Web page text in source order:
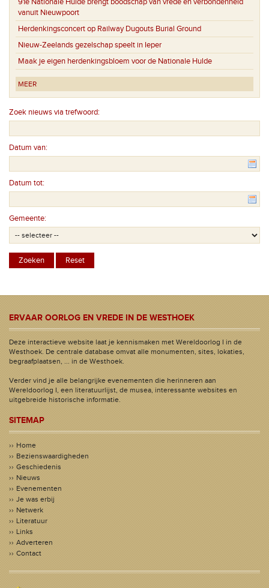
vanuit Nieuwpoort
Herdenkingsconcert op Railway Dugouts Burial Ground
Nieuw-Zeelands gezelschap speelt in Ieper
Maak je eigen herdenkingsbloem voor de Nationale Hulde
MEER
Zoek nieuws via trefwoord:
Datum van:
Datum tot:
Gemeente:
ERVAAR OORLOG EN VREDE IN DE WESTHOEK
Deze interactieve website laat je kennismaken met Wereldoorlog I in de
Westhoek. De centrale database omvat alle monumenten, sites, lokaties,
begraafplaatsen, ... in de Westhoek.
Verder vind je alle belangrijke evenementen die herinneren aan
Wereldoorlog I, een literatuurlijst, de musea, interessante websites en
uitgebreide historische informatie.
SITEMAP
Home
Bezienswaardigheden
Geschiedenis
Nieuws
Evenementen
Je was erbij
Netwerk
Literatuur
Links
Adverteren
Contact